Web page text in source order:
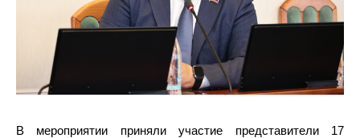
В мероприятии приняли участие представители 17